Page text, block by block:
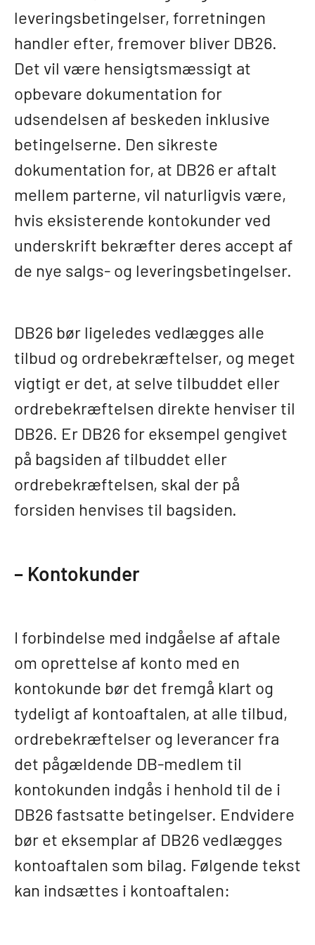
leveringsbetingelser, forretningen
handler efter, fremover bliver DB26.
Det vil være hensigtsmæssigt at
opbevare dokumentation for
udsendelsen af beskeden inklusive
betingelserne. Den sikreste
dokumentation for, at DB26 er aftalt
mellem parterne, vil naturligvis være,
hvis eksisterende kontokunder ved
underskrift bekræfter deres accept af
de nye salgs- og leveringsbetingelser.
DB26 bør ligeledes vedlægges alle
tilbud og ordrebekræftelser, og meget
vigtigt er det, at selve tilbuddet eller
ordrebekræftelsen direkte henviser til
DB26. Er DB26 for eksempel gengivet
på bagsiden af tilbuddet eller
ordrebekræftelsen, skal der på
forsiden henvises til bagsiden.
– Kontokunder
I forbindelse med indgåelse af aftale
om oprettelse af konto med en
kontokunde bør det fremgå klart og
tydeligt af kontoaftalen, at alle tilbud,
ordrebekræftelser og leverancer fra
det pågældende DB-medlem til
kontokunden indgås i henhold til de i
DB26 fastsatte betingelser. Endvidere
bør et eksemplar af DB26 vedlægges
kontoaftalen som bilag. Følgende tekst
kan indsættes i kontoaftalen: